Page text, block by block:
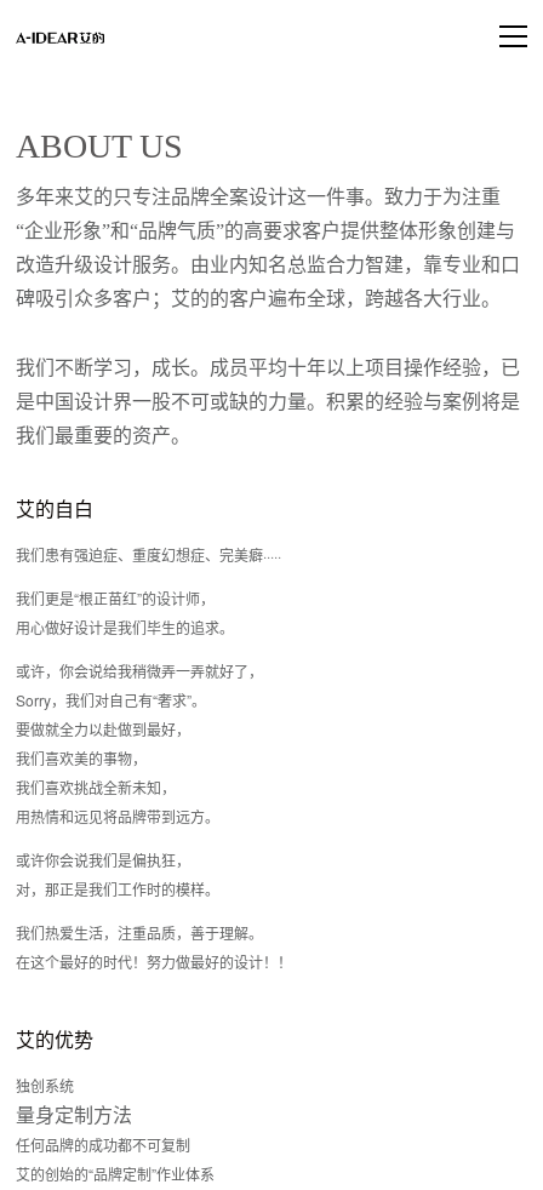
ABOUT US
多年来艾的只专注品牌全案设计这一件事。 致力于为注重
“企业形象”和“品牌气质”的高要求客户提供整体形象创建与
改造升级设计服务。 由业内知名总监合力智建 ， 靠专业和口
碑吸引众多客户 ； 艾的的客户遍布全球， 跨越各大行业。
我们不断学习 ， 成长。 成员平均十年以上项目操作经验， 已
是中国设计界一股不可或缺的力量。积累的经验与案例将是
我们最重要的资产。
艾的自白
我们患有强迫症、重度幻想症、完美癖·····
我们更是“根正苗红”的设计师，
用心做好设计是我们毕生的追求。
或许，你会说给我稍微弄一弄就好了，
Sorry，我们对自己有“奢求”。
要做就全力以赴做到最好，
我们喜欢美的事物，
我们喜欢挑战全新未知，
用热情和远见将品牌带到远方。
或许你会说我们是偏执狂，
对，那正是我们工作时的模样。
我们热爱生活，注重品质，善于理解。
在这个最好的时代！努力做最好的设计！！
艾的优势
独创系统
量身定制方法
任何品牌的成功都不可复制
艾的创始的“品牌定制”作业体系